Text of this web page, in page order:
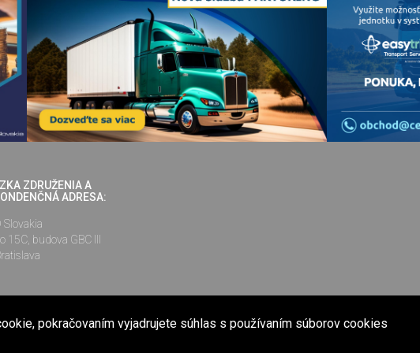
ZDRUŽENIA A
ADRESA:
Slovakia
15C, budova GBC III
pokračovaním vyjadrujete súhlas s používaním súborov cookies